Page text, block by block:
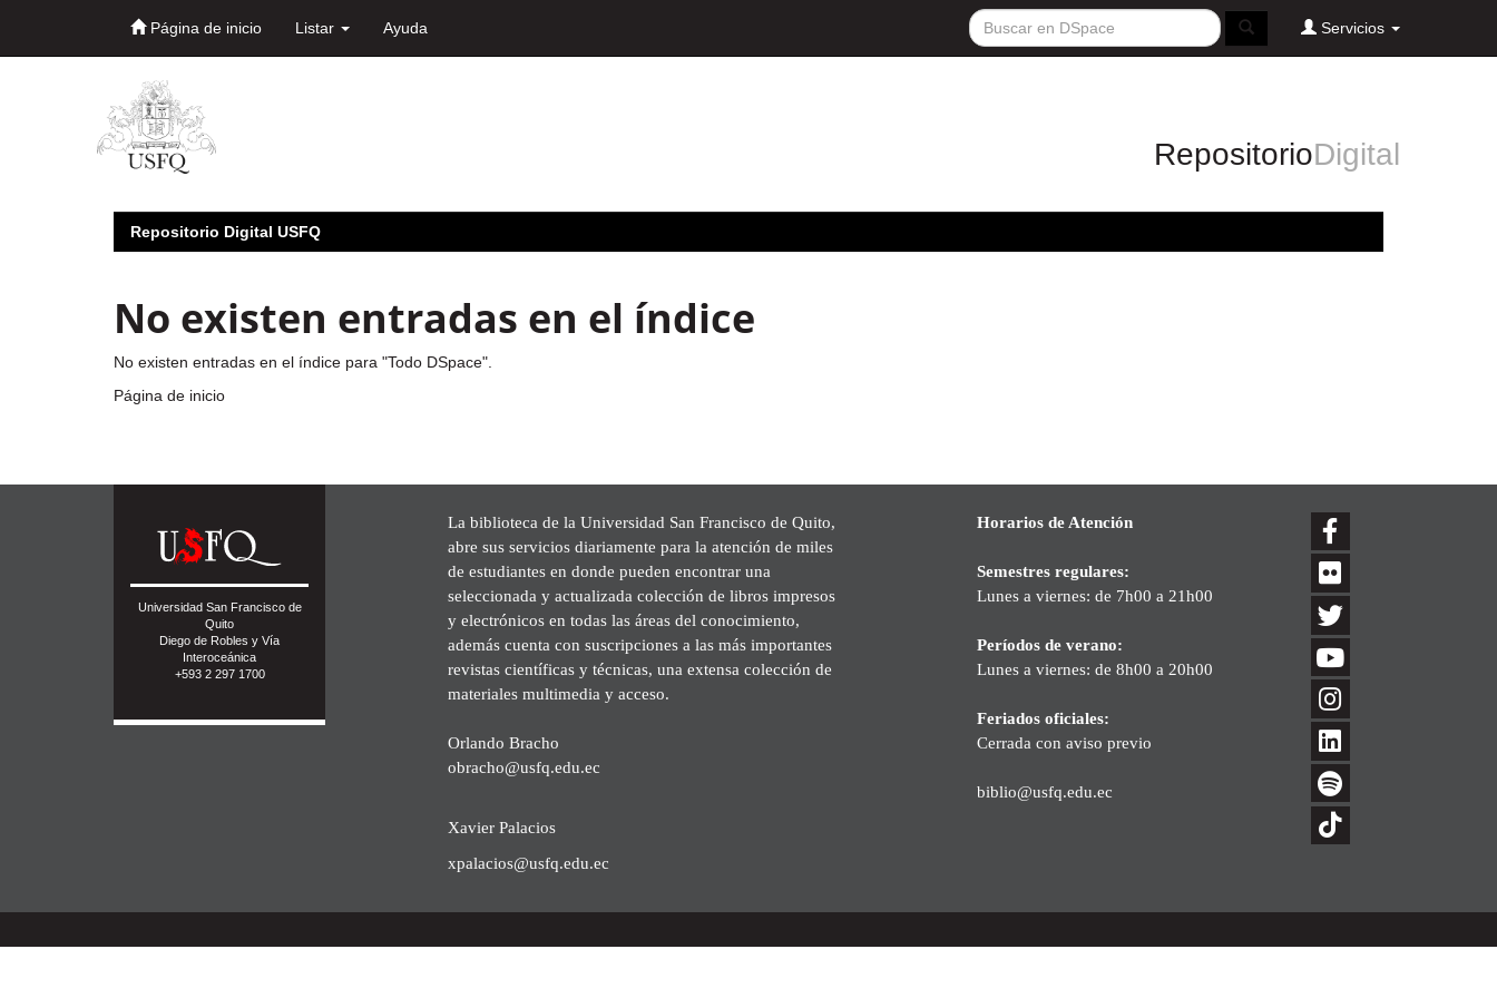
Página de inicio Listar Ayuda Servicios
RepositorioDigital
Repositorio Digital USFQ
No existen entradas en el índice
No existen entradas en el índice para "Todo DSpace".
Página de inicio
Universidad San Francisco de
Quito
Diego de Robles y Vía
Interoceánica
+593 2 297 1700
La biblioteca de la Universidad San Francisco de Quito,
abre sus servicios diariamente para la atención de miles
de estudiantes en donde pueden encontrar una
seleccionada y actualizada colección de libros impresos
y electrónicos en todas las áreas del conocimiento,
además cuenta con suscripciones a las más importantes
revistas científicas y técnicas, una extensa colección de
materiales multimedia y acceso.
Orlando Bracho
obracho@usfq.edu.ec
Xavier Palacios
xpalacios@usfq.edu.ec
Horarios de Atención
Semestres regulares:
Lunes a viernes: de 7h00 a 21h00
Períodos de verano:
Lunes a viernes: de 8h00 a 20h00
Feriados oficiales:
Cerrada con aviso previo
biblio@usfq.edu.ec